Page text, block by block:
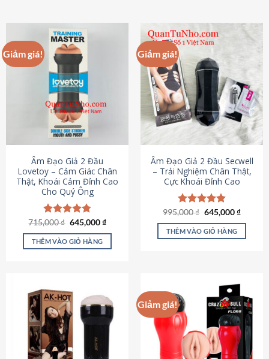
Giảm giá!
Âm Đạo Giả 2 Đầu
Lovetoy – Cảm Giác Chân
Thật, Khoái Cảm Đỉnh Cao
Cho Quý Ông
Được xếp
hạng4.79
5 sao
715,000₫ Giá
là:
715,000 ₫.
645,000₫Giá
tại
THÊM VÀO GIỎ HÀNG
Giảm giá!
Âm Đạo Giả 2 Đầu Secwell
– Trải Nghiệm Chân Thật,
Cực Khoái Đỉnh Cao
Được xếp
hạng4.88
5 sao
995,000₫ Giá
là:
995,000 ₫.
645,000₫Giá
tại
THÊM VÀO GIỎ HÀNG
Giảm giá!